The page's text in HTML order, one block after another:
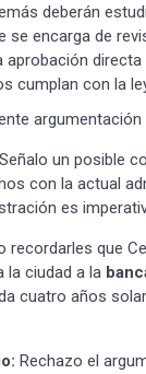
deberán
se encarga de
cumplan con la
argumentación
Señalo un posible
con la actual
es
recordarles que
la ciudad a la
cuatro años
Rechazo el